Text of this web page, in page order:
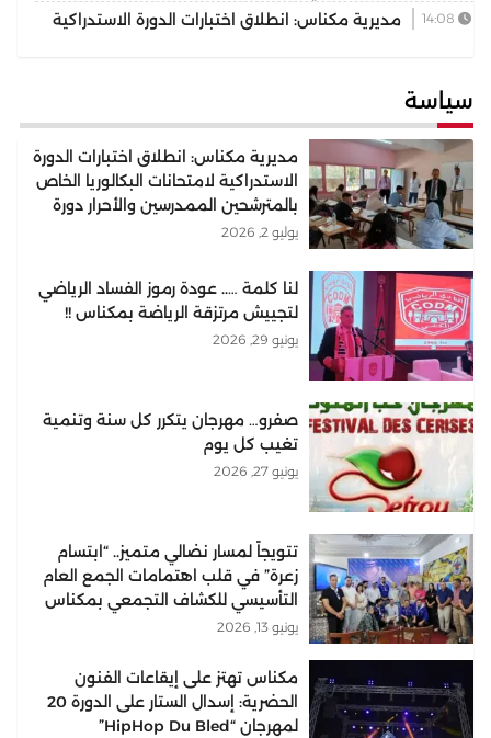
رهان التجمع الوطني للأحرار بإقليم بركان
مديرية مكناس: انطلاق اختبارات الدورة الاستدراكية
سياسة
مديرية مكناس: انطلاق اختبارات الدورة
الاستدراكية لامتحانات البكالوريا الخاص
بالمترشحين الممدرسين والأحرار دورة
2026
يوليو 2, 2026
لنا كلمة ….. عودة رموز الفساد الرياضي
لتجييش مرتزقة الرياضة بمكناس !!
يونيو 29, 2026
صفرو… مهرجان يتكرر كل سنة وتنمية
تغيب كل يوم
يونيو 27, 2026
تتويجاً لمسار نضالي متميز.. “ابتسام
زعرة” في قلب اهتمامات الجمع العام
التأسيسي للكشاف التجمعي بمكناس
يونيو 13, 2026
مكناس تهتز على إيقاعات الفنون
الحضرية: إسدال الستار على الدورة 20
لمهرجان “HipHop Du Bled”